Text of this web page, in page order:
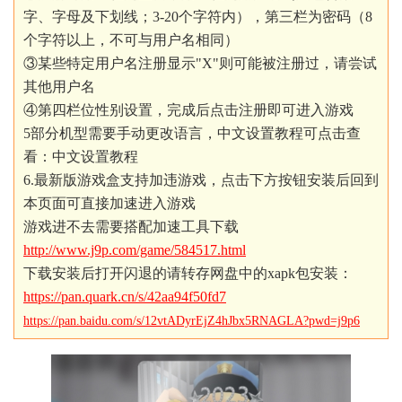
字、字母及下划线；3-20个字符内），第三栏为密码（8
个字符以上，不可与用户名相同）
③某些特定用户名注册显示"X"则可能被注册过，请尝试
其他用户名
④第四栏位性别设置，完成后点击注册即可进入游戏
5部分机型需要手动更改语言，中文设置教程可点击查
看：中文设置教程
6.最新版游戏盒支持加违游戏，点击下方按钮安装后回到
本页面可直接加速进入游戏
游戏进不去需要搭配加速工具下载
http://www.j9p.com/game/584517.html
下载安装后打开闪退的请转存网盘中的xapk包安装：
https://pan.quark.cn/s/42aa94f50fd7
https://pan.baidu.com/s/12vtADyrEjZ4hJbx5RNAGLA?pwd=j9p6